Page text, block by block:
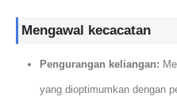
Mengawal kecacatan
Pengurangan keliangan:
yang dioptimumkan dengan